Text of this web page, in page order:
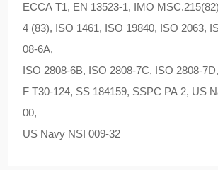
ECCA T1, EN 13523-1, IMO
4 (83), ISO 1461, ISO 19840, ISO 2063,
08-6A,
ISO 2808-6B, ISO 2808-7C, ISO 2808-
F T30-124, SS 184159, SSPC PA 2, US
00,
US Navy NSI 009-32